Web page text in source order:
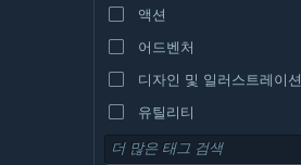
액션
어드벤처
디자인 및 일러스트레이션
유틸리티
무료 플레이